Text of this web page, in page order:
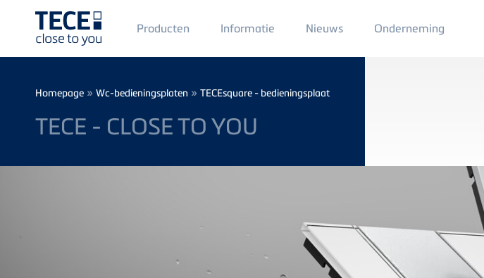
Main
Menü
1
Producten Informatie Nieuws Main
Menu
2
Onderneming
Breadcrumb
Homepage » Wc-bedieningsplaten » TECEsquare - bedieningsplaat
TECE - CLOSE TO YOU